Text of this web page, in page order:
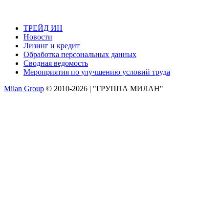
ТРЕЙД ИН
Новости
Лизинг и кредит
Обработка персональных данных
Сводная ведомость
Мероприятия по улучшению условий труда
Milan Group © 2010-2026 | "ГРУППА МИЛАН"